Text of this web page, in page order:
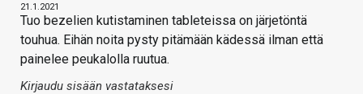
21.1.2021
Tuo bezelien kutistaminen tableteissa on järjetöntä
touhua. Eihän noita pysty pitämään kädessä ilman että
painelee peukalolla ruutua.
Kirjaudu sisään vastataksesi